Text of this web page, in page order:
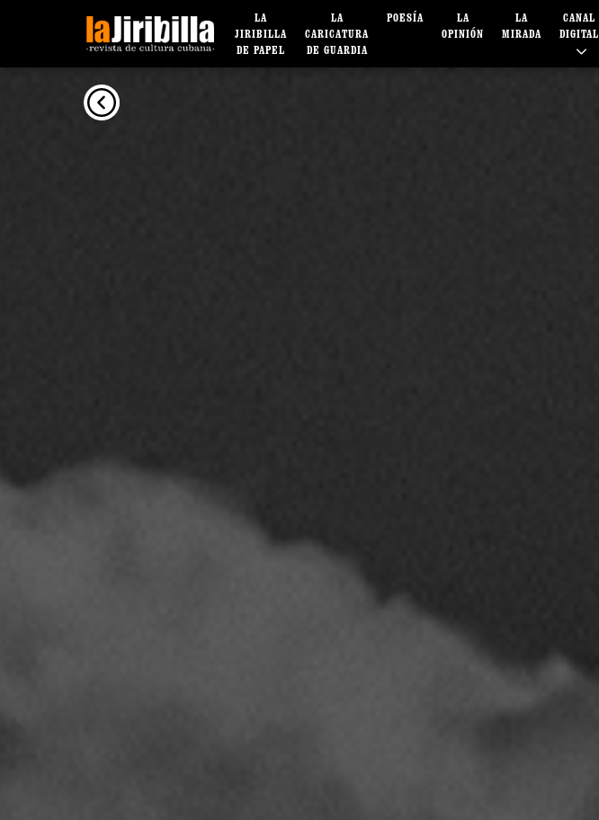
LA
JIRIBILLA
DE PAPEL
LA
CARICATURA
DE GUARDIA
POESÍA
LA
OPINIÓN
LA
MIRADA
CANAL
DIGITAL